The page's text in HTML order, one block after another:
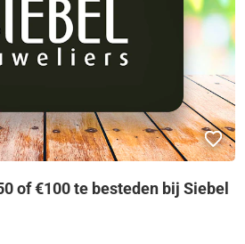
of €100 te besteden bij Siebel